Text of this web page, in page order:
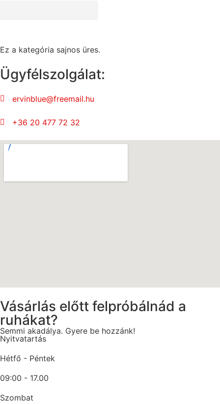
Ez a kategória sajnos üres.
Ügyfélszolgálat:
ervinblue@freemail.hu
+36 20 477 72 32
Vásárlás előtt felpróbálnád a
ruhákat?
Semmi akadálya. Gyere be hozzánk!
Nyitvatartás
Hétfő - Péntek
09:00 - 17.00
Szombat